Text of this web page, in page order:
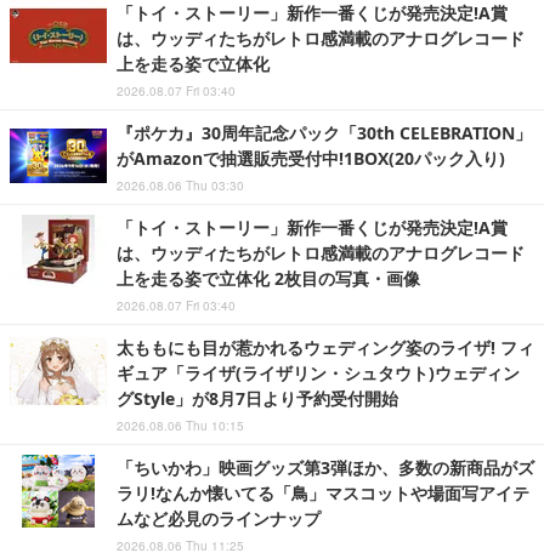
「トイ・ストーリー」新作一番くじが発売決定!A賞
は、ウッディたちがレトロ感満載のアナログレコード
上を走る姿で立体化
2026.08.07 Fri 03:40
『ポケカ』30周年記念パック「30th CELEBRATION」
がAmazonで抽選販売受付中!1BOX(20パック入り)
2026.08.06 Thu 03:30
「トイ・ストーリー」新作一番くじが発売決定!A賞
は、ウッディたちがレトロ感満載のアナログレコード
上を走る姿で立体化 2枚目の写真・画像
2026.08.07 Fri 03:40
太ももにも目が惹かれるウェディング姿のライザ! フィ
ギュア「ライザ(ライザリン・シュタウト)ウェディン
グStyle」が8月7日より予約受付開始
2026.08.06 Thu 10:15
「ちいかわ」映画グッズ第3弾ほか、多数の新商品がズ
ラリ!なんか懐いてる「鳥」マスコットや場面写アイテ
ムなど必見のラインナップ
2026.08.06 Thu 11:25